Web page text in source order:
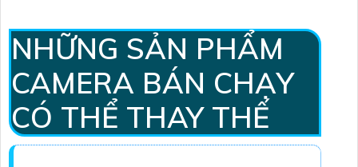
NHỮNG SẢN PHẨM
CAMERA BÁN CHẠY
CÓ THỂ THAY THẾ